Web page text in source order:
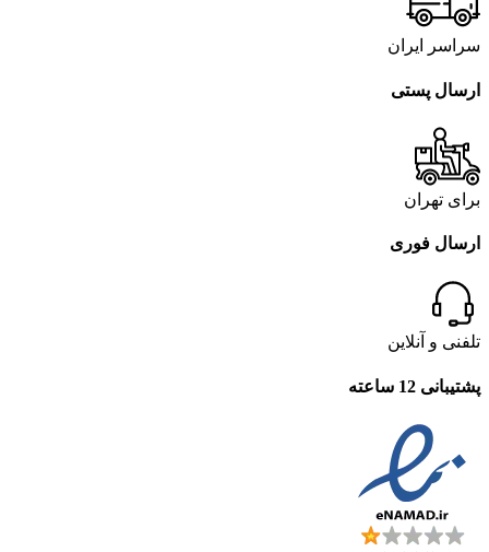
سراسر ایران
ارسال پستی
برای تهران
ارسال فوری
تلفنی و آنلاین
پشتیبانی 12 ساعته